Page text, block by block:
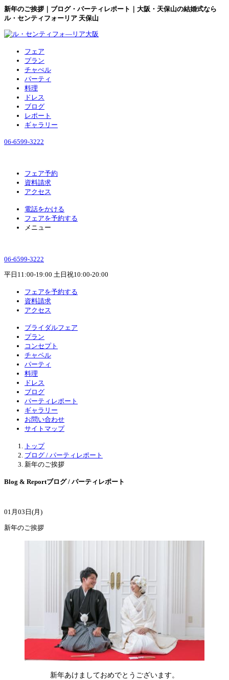
新年のご挨拶｜ブログ・パーティレポート｜大阪・天保山の結婚式なら
ル・センティフォーリア 天保山
フェア
プラン
チャぺル
パーティ
料理
ドレス
ブログ
レポート
ギャラリー
06-6599-3222
フェア予約
資料請求
アクセス
電話をかける
フェアを予約する
メニュー
06-6599-3222
平日11:00-19:00 土日祝10:00-20:00
フェアを予約する
資料請求
アクセス
ブライダルフェア
プラン
コンセプト
チャペル
パーティ
料理
ドレス
ブログ
パーティレポート
ギャラリー
お問い合わせ
サイトマップ
トップ
ブログ / パーティレポート
新年のご挨拶
Blog & Reportブログ / パーティレポート
01月03日(月)
新年のご挨拶
新年あけましておめでとうございます。